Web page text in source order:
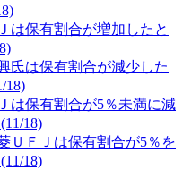
は保有割合が増加したと
氏は保有割合が減少した
18)
は保有割合が5％未満に減
18)
ＵＦＪは保有割合が5％を
18)